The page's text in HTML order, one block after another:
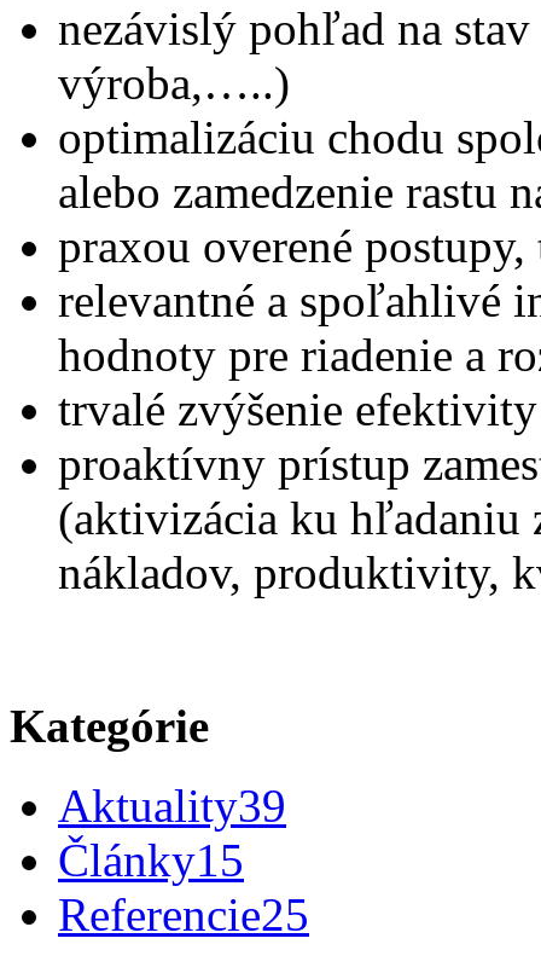
nezávislý pohľad na
výroba,…..)
optimalizáciu chodu
alebo zamedzenie rastu
praxou overené
relevantné a spoľahlivé
hodnoty pre riadenie a
trvalé zvýšenie efektivity
proaktívny prístup
(aktivizácia ku hľadaniu
nákladov, produktivity,
Kategórie
Aktuality39
Články15
Referencie25